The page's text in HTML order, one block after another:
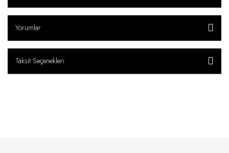
Yorumlar
Taksit Seçenekleri